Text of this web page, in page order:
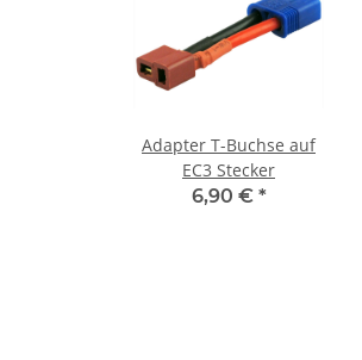
Adapter T-Buchse auf
EC3 Stecker
6,90 € *